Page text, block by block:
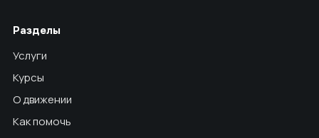
Разделы
Услуги
Курсы
О движении
Как помочь